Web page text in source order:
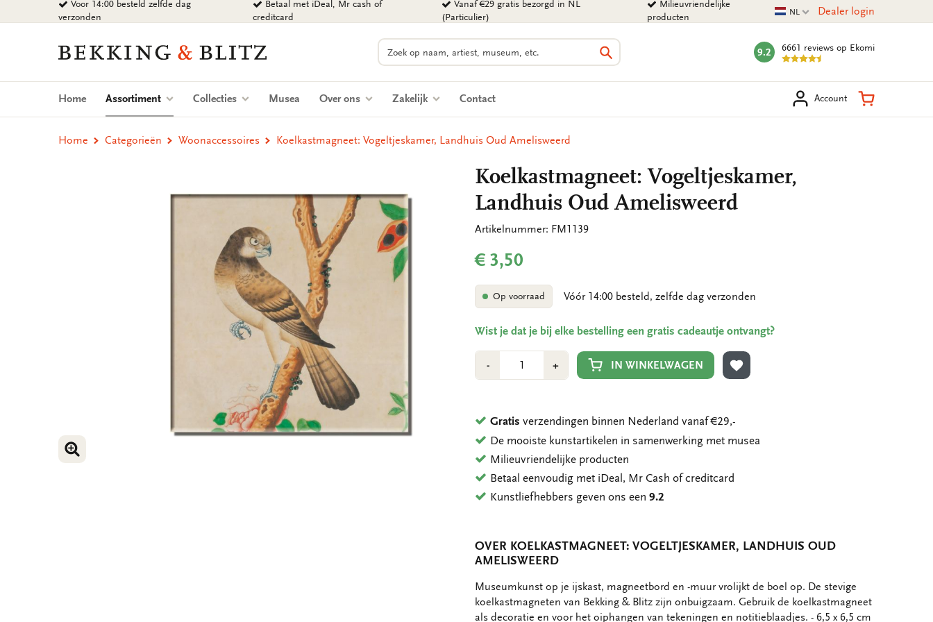
naar
Voor 14:00 besteld zelfde dag
verzonden
Betaal met iDeal, Mr cash of
creditcard
Vanaf €29 gratis bezorgd in NL
(Particulier)
Milieuvriendelijke
producten
Huidige taal
NL Dealer login
Bekking
Blitz
Uitgevers
Zoeken
Zoeken
mark:
9.2 6661 reviews op Ekomi
Home Assortiment (current)Collecties Musea Over ons Zakelijk Contact Account Winkelmand
Home Categorieën Woonaccessoires Koelkastmagneet: Vogeltjeskamer, Landhuis Oud Amelisweerd
VERGROOT AFBEELDING
Koelkastmagneet: Vogeltjeskamer,
Landhuis Oud Amelisweerd
Artikelnummer: FM1139
€ 3,50
Op voorraad Vóór 14:00 besteld, zelfde dag verzonden
Wist je dat je bij elke bestelling een gratis cadeautje ontvangt?
-Min
1
+Plus
1
IN WINKELWAGEN
TOEVOEGEN AAN VERLANGLIJST
Gratis verzendingen binnen Nederland vanaf €29,-
De mooiste kunstartikelen in samenwerking met musea
Milieuvriendelijke producten
Betaal eenvoudig met iDeal, Mr Cash of creditcard
Kunstliefhebbers geven ons een9.2
OVER KOELKASTMAGNEET: VOGELTJESKAMER, LANDHUIS OUD
AMELISWEERD
OMSCHRIJVING
Museumkunst op je ijskast, magneetbord en -muur vrolijkt de boel op. De stevige
koelkastmagneten van Bekking & Blitz zijn onbuigzaam. Gebruik de koelkastmagneet
als decoratie en voor het oiphangen van tekeningen en notitieblaadjes. - 6,5 x 6,5 cm